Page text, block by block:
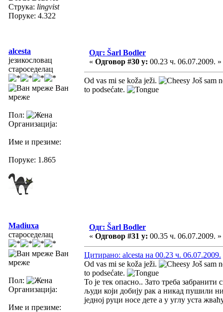
Струка: lingvist
Поруке: 4.322
alcesta
језикословац
староседелац
Ван
мреже
Пол:
Организација:
Име и презиме:
Поруке: 1.865
Одг: Šarl Bodler
« Одговор #30 у: 00.23 ч. 06.07.2009. »
Od vas mi se koža ježi.
Još sam
to podsećate.
Madiuxa
староседелац
Ван
мреже
Пол:
Организација:
Име и презиме:
Одг: Šarl Bodler
« Одговор #31 у: 00.35 ч. 06.07.2009. »
Цитирано: alcesta на 00.23 ч. 06.07.2009.
Od vas mi se koža ježi.
Još sam
to podsećate.
То је тек опасно.. Зато треба забранити
људи који добију рак а никад пушили
једној руци носе дете а у углу уста